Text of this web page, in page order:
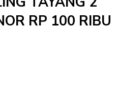
RP 100 RIBU